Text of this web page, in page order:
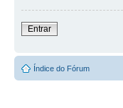
Entrar
Índice do Fórum